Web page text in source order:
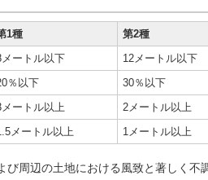
1種 第2種
メートル以下 12メートル以下
％以下 30％以下
メートル以上 2メートル以上
メートル以上 1メートル以上
周辺の土地における風致と著しく不